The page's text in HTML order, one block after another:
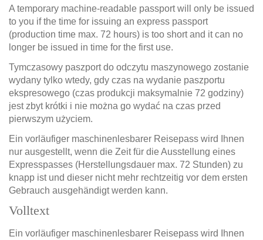
A temporary machine-readable passport will only be issued
to you if the time for issuing an express passport
(production time max. 72 hours) is too short and it can no
longer be issued in time for the first use.
Tymczasowy paszport do odczytu maszynowego zostanie
wydany tylko wtedy, gdy czas na wydanie paszportu
ekspresowego (czas produkcji maksymalnie 72 godziny)
jest zbyt krótki i nie można go wydać na czas przed
pierwszym użyciem.
Ein vorläufiger maschinenlesbarer Reisepass wird Ihnen
nur ausgestellt, wenn die Zeit für die Ausstellung eines
Expresspasses (Herstellungsdauer max. 72 Stunden) zu
knapp ist und dieser nicht mehr rechtzeitig vor dem ersten
Gebrauch ausgehändigt werden kann.
Volltext
Ein vorläufiger maschinenlesbarer Reisepass wird Ihnen